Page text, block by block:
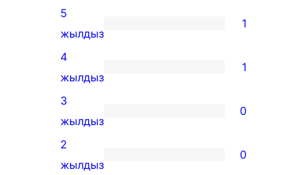
1
5-
star
review
5
жылдыз
1
1
4-
star
review
4
жылдыз
1
0
3-
star
3
жылдыз
0
0
2
жылдыз
0